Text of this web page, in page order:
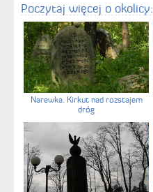
Poczytaj więcej o okolicy:
Narewka. Kirkut nad rozstajem
dróg